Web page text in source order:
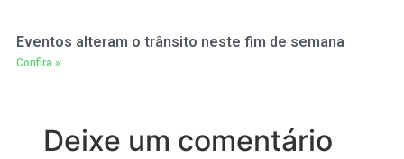
Eventos alteram o trânsito neste fim de semana
Confira »
Deixe um comentário